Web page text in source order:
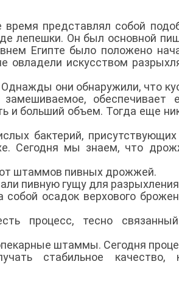
представлял собой
лепешки. Он был основной
Египте было положено
овладели искусством
они обнаружили, что
обеспечивает
и больший объем. Тогда еще
бактерий,
Сегодня мы знаем, что
от штаммов пивных дрожжей.
пивную гущу для разрыхления
собой осадок верхового
процесс, тесно
штаммы. Сегодня
стабильное качество,